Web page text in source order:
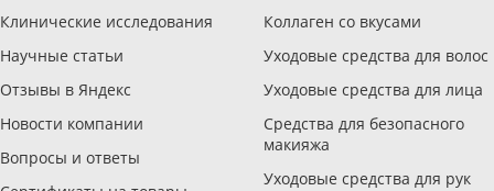
Клинические исследования
Научные статьи
Отзывы в Яндекс
Новости компании
Вопросы и ответы
Коллаген со вкусами
Уходовые средства для волос
Уходовые средства для лица
Средства для безопасного
макияжа
Уходовые средства для рук